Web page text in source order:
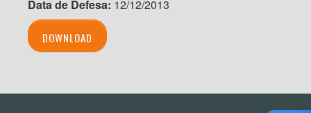
Data de Defesa: 12/12/2013
DOWNLOAD